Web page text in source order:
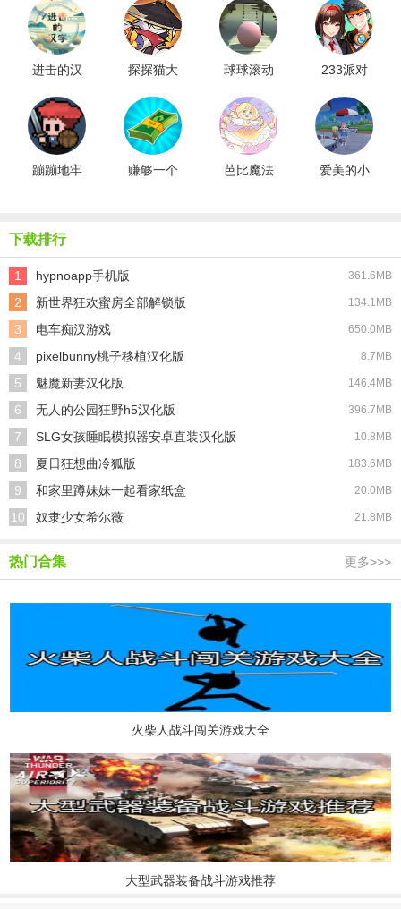
进击的汉
探探猫大
球球滚动 233派对
蹦蹦地牢
赚够一个
芭比魔法
爱美的小
下载排行
1 hypnoapp手机版 361.6MB
2 新世界狂欢蜜房全部解锁版 134.1MB
3 电车痴汉游戏 650.0MB
4 pixelbunny桃子移植汉化版 8.7MB
5 魅魔新妻汉化版 146.4MB
6 无人的公园狂野h5汉化版 396.7MB
7 SLG女孩睡眠模拟器安卓直装汉化版 10.8MB
8 夏日狂想曲冷狐版 183.6MB
9 和家里蹲妹妹一起看家纸盒 20.0MB
10 奴隶少女希尔薇 21.8MB
热门合集 更多>>>
火柴人战斗闯关游戏大全
大型武器装备战斗游戏推荐